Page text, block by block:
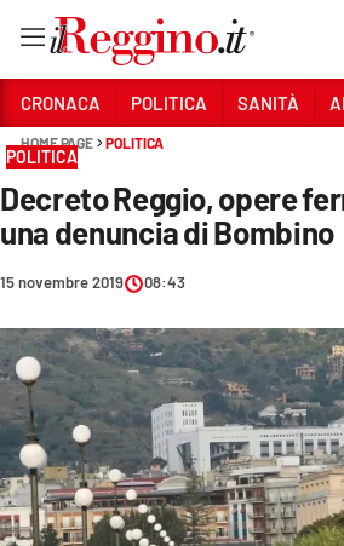
Sezioni
CRONACA
AMBIENTE
SOCIETÀ
CULTURA
ECONOMIA E LAVORO
CRONACA POLITICA SANITÀ
HOME PAGE POLITICA
POLITICA
Decreto Reggio, opere
una denuncia di Bombino
15 novembre 2019 08:43